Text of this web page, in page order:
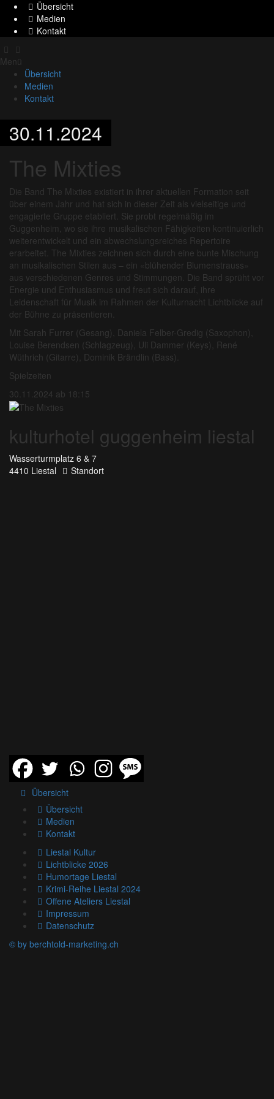
Übersicht
Medien
Kontakt
Menü
Übersicht
Medien
Kontakt
30.11.2024
The Mixties
Die Band The Mixties existiert in ihrer aktuellen Formation seit
über einem Jahr und hat sich in dieser Zeit als vielseitige und
engagierte Gruppe etabliert. Sie probt regelmäßig im
Guggenheim, wo sie ihre musikalischen Fähigkeiten kontinuierlich
weiterentwickelt und ein abwechslungsreiches Repertoire
erarbeitet. The Mixties zeichnen sich durch eine bunte Mischung
an musikalischen Stilen aus – ein «blühender Blumenstrauss»
aus verschiedenen Genres und Stimmungen. Die Band sprüht vor
Energie und Enthusiasmus und freut sich darauf, ihre
Leidenschaft für Musik im Rahmen der Kulturnacht Lichtblicke auf
der Bühne zu präsentieren.
Mit Sarah Furrer (Gesang), Daniela Felber-Gredig (Saxophon),
Louise Berendsen (Schlagzeug), Uli Dammer (Keys), René
Wüthrich (Gitarre), Dominik Brändlin (Bass).
Spielzeiten
30.11.2024 ab 18:15
kulturhotel guggenheim liestal
Wasserturmplatz 6 & 7
4410 Liestal
Standort
Übersicht
Übersicht
Medien
Kontakt
Liestal Kultur
Lichtblicke 2026
Humortage Liestal
Krimi-Reihe Liestal 2024
Offene Ateliers Liestal
Impressum
Datenschutz
© by berchtold-marketing.ch